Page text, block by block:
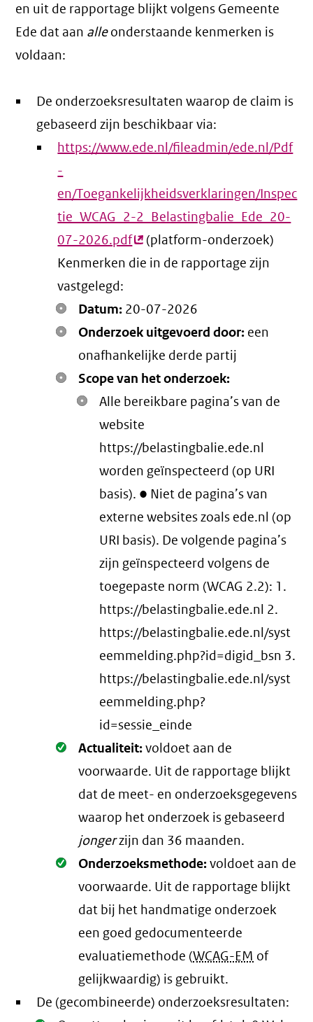
en uit de rapportage blijkt volgens Gemeente
Ede dat aan alleonderstaande kenmerken is
voldaan:
De onderzoeksresultaten waarop de claim is
gebaseerd zijn beschikbaar via:
https://www.ede.nl/fileadmin/ede.nl/Pdf
-
en/Toegankelijkheidsverklaringen/Inspec
tie_WCAG_2-2_Belastingbalie_Ede_20-
07-2026.pdf(externe
link)
(platform-onderzoek)
Kenmerken die in de rapportage zijn
vastgelegd:
Datum: 20-07-2026
Onderzoek uitgevoerd door: een
onafhankelijke derde partij
Scope van het onderzoek:
Alle bereikbare pagina’s van de
website
https://belastingbalie.ede.nl
worden geïnspecteerd (op URI
basis). ● Niet de pagina’s van
externe websites zoals ede.nl (op
URI basis). De volgende pagina’s
zijn geïnspecteerd volgens de
toegepaste norm (WCAG 2.2): 1.
https://belastingbalie.ede.nl 2.
https://belastingbalie.ede.nl/syst
eemmelding.php?id=digid_bsn 3.
https://belastingbalie.ede.nl/syst
eemmelding.php?
id=sessie_einde
Oké.
Actualiteit:voldoet aan de
voorwaarde. Uit de rapportage blijkt
dat de meet- en onderzoeksgegevens
waarop het onderzoek is gebaseerd
jongerzijn dan 36 maanden.
Oké.
Onderzoeksmethode:voldoet aan de
voorwaarde. Uit de rapportage blijkt
dat bij het handmatige onderzoek
een goed gedocumenteerde
evaluatiemethode (WCAG-EM of
gelijkwaardig) is gebruikt.
De (gecombineerde) onderzoeksresultaten: